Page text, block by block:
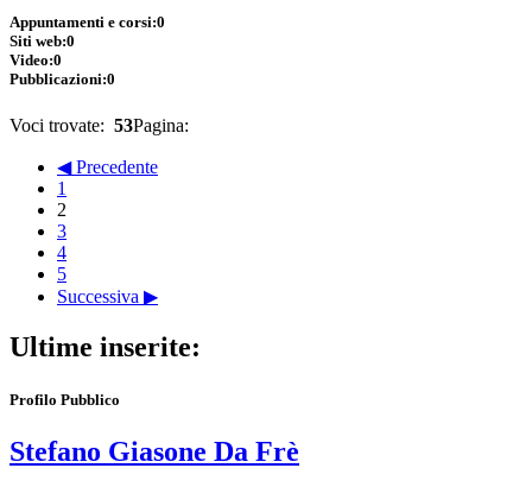
Appuntamenti e corsi:0
Siti web:0
Video:0
Pubblicazioni:0
Voci trovate: 53Pagina:
◀ Precedente
1
2
3
4
5
Successiva ▶
Ultime inserite:
Profilo Pubblico
Stefano Giasone Da Frè